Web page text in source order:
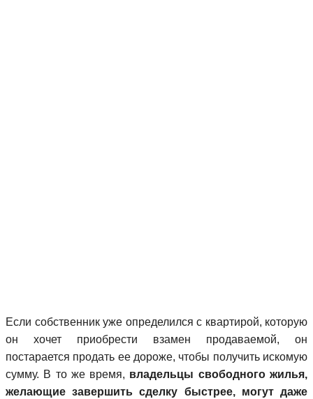
Если собственник уже определился с квартирой, которую
он хочет приобрести взамен продаваемой, он
постарается продать ее дороже, чтобы получить искомую
сумму. В то же время, владельцы свободного жилья,
желающие завершить сделку быстрее, могут даже